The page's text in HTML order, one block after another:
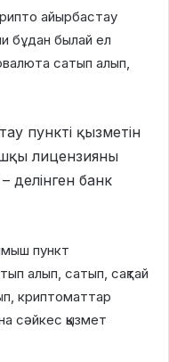
айырбастау
бұдан былай ел
сатып алып,
пункті қызметін
лицензияны
делінген банк
пункт
алып, сатып, сақтай
криптоматтар
сәйкес қызмет